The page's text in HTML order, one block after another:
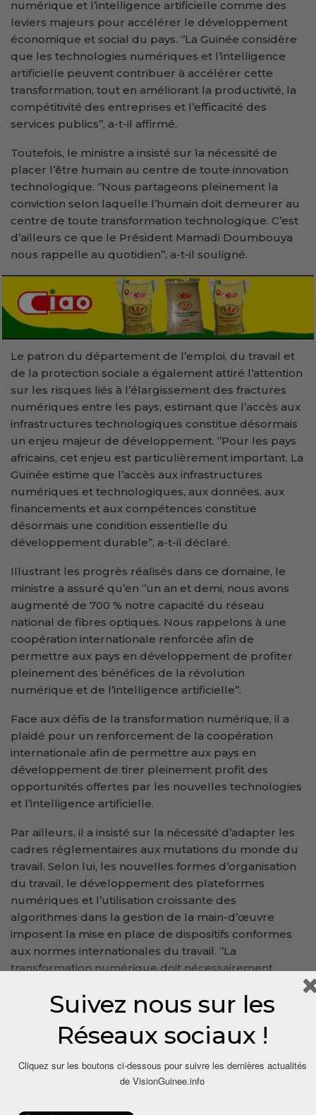
numérique et l’intelligence artificielle comme des
leviers majeurs pour accélérer le développement
économique et social du pays. ‘’La Guinée considère
que les technologies numériques et l’intelligence
artificielle peuvent contribuer à accélérer cette
transformation, tout en améliorant la productivité, la
compétitivité des entreprises et l’efficacité des
services publics’’, a-t-il affirmé.
Toutefois, le ministre a insisté sur la nécessité de
placer l’être humain au centre de toute innovation
technologique. ‘’Nous partageons pleinement la
conviction selon laquelle l’humain doit demeurer au
centre de toute transformation technologique. C’est
d’ailleurs ce que le Président Mamadi Doumbouya
nous rappelle au quotidien’’, a-t-il souligné.
Le patron du département de l’emploi, du travail et
de la protection sociale a également attiré l’attention
sur les risques liés à l’élargissement des fractures
numériques entre les pays, estimant que l’accès aux
infrastructures technologiques constitue désormais
un enjeu majeur de développement. ‘’Pour les pays
africains, cet enjeu est particulièrement important. La
Guinée estime que l’accès aux infrastructures
numériques et technologiques, aux données, aux
financements et aux compétences constitue
désormais une condition essentielle du
développement durable’’, a-t-il déclaré.
Illustrant les progrès réalisés dans ce domaine, le
ministre a assuré qu’en ‘’un an et demi, nous avons
augmenté de 700 % notre capacité du réseau
national de fibres optiques. Nous rappelons à une
coopération internationale renforcée afin de
permettre aux pays en développement de profiter
pleinement des bénéfices de la révolution
numérique et de l’intelligence artificielle’’.
Face aux défis de la transformation numérique, il a
plaidé pour un renforcement de la coopération
internationale afin de permettre aux pays en
développement de tirer pleinement profit des
opportunités offertes par les nouvelles technologies
et l’intelligence artificielle.
Par ailleurs, il a insisté sur la nécessité d’adapter les
cadres réglementaires aux mutations du monde du
travail. Selon lui, les nouvelles formes d’organisation
du travail, le développement des plateformes
numériques et l’utilisation croissante des
algorithmes dans la gestion de la main-d’œuvre
imposent la mise en place de dispositifs conformes
aux normes internationales du travail. ‘’La
transformation numérique doit nécessairement
travailleurs’’, a-t-il affirmé.
Djiwo Barry, pour VisionGuinee.Info
00224 621 85 28 75/ djiwobarry@visionguinee.info
Suivez nous sur les
Réseaux sociaux !
Cliquez sur les boutons ci-dessous pour suivre les dernières actualités
de VisionGuinee.info